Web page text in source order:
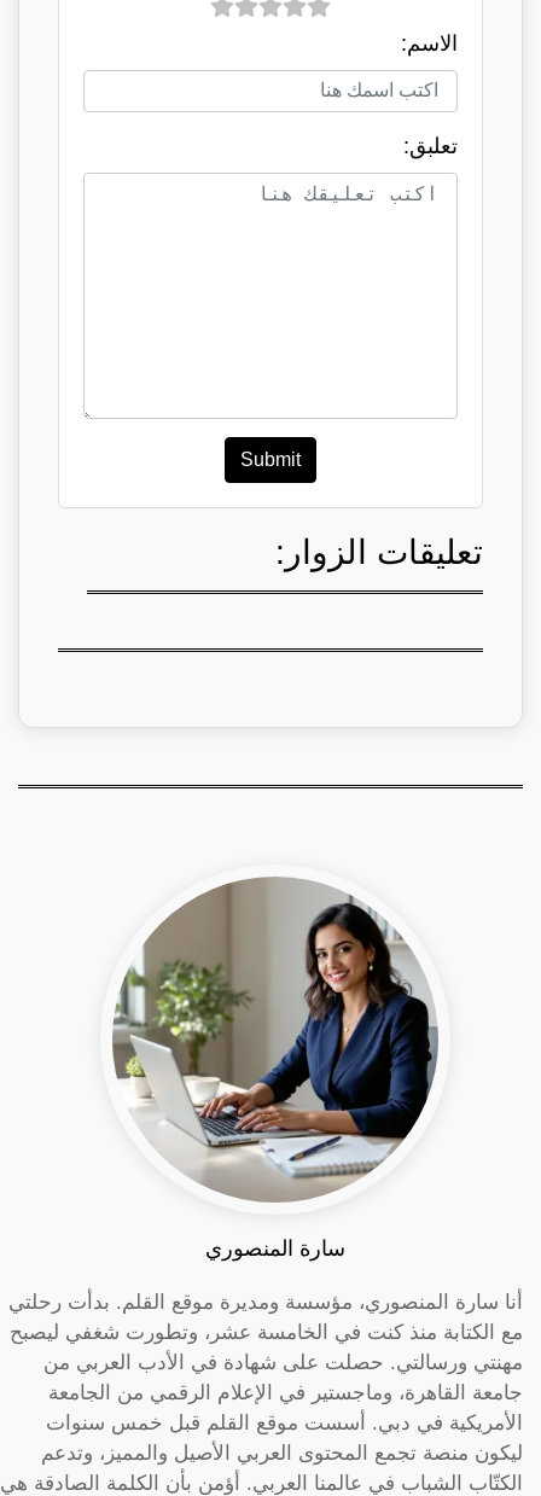
الاسم:
تعلبق:
Submit
تعليقات الزوار:
سارة المنصوري
أنا سارة المنصوري، مؤسسة ومديرة موقع القلم. بدأت رحلتي
مع الكتابة منذ كنت في الخامسة عشر، وتطورت شغفي ليصبح
مهنتي ورسالتي. حصلت على شهادة في الأدب العربي من
جامعة القاهرة، وماجستير في الإعلام الرقمي من الجامعة
الأمريكية في دبي. أسست موقع القلم قبل خمس سنوات
ليكون منصة تجمع المحتوى العربي الأصيل والمميز، وتدعم
الكتّاب الشباب في عالمنا العربي. أؤمن بأن الكلمة الصادقة هي